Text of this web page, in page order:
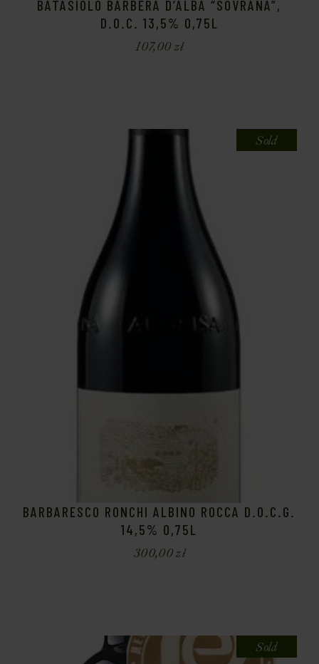
BATASIOLO BARBERA D’ALBA “SOVRANA”,
D.O.C. 13,5% 0,75L
107,00zł
Sold
BARBARESCO RONCHI ALBINO ROCCA D.O.C.G.
14,5% 0,75L
300,00zł
Sold